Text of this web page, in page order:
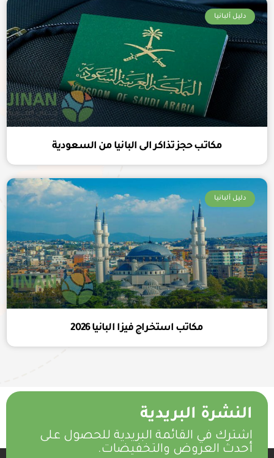
دليل ألبانيا
مكاتب حجز تذاكر الى البانيا من السعودية
دليل ألبانيا
مكاتب استخراج فيزا البانيا 2026
النشرة البريدية
اشترك في القائمة البريدية للحصول على
أحدث العروض والتخفيضات.